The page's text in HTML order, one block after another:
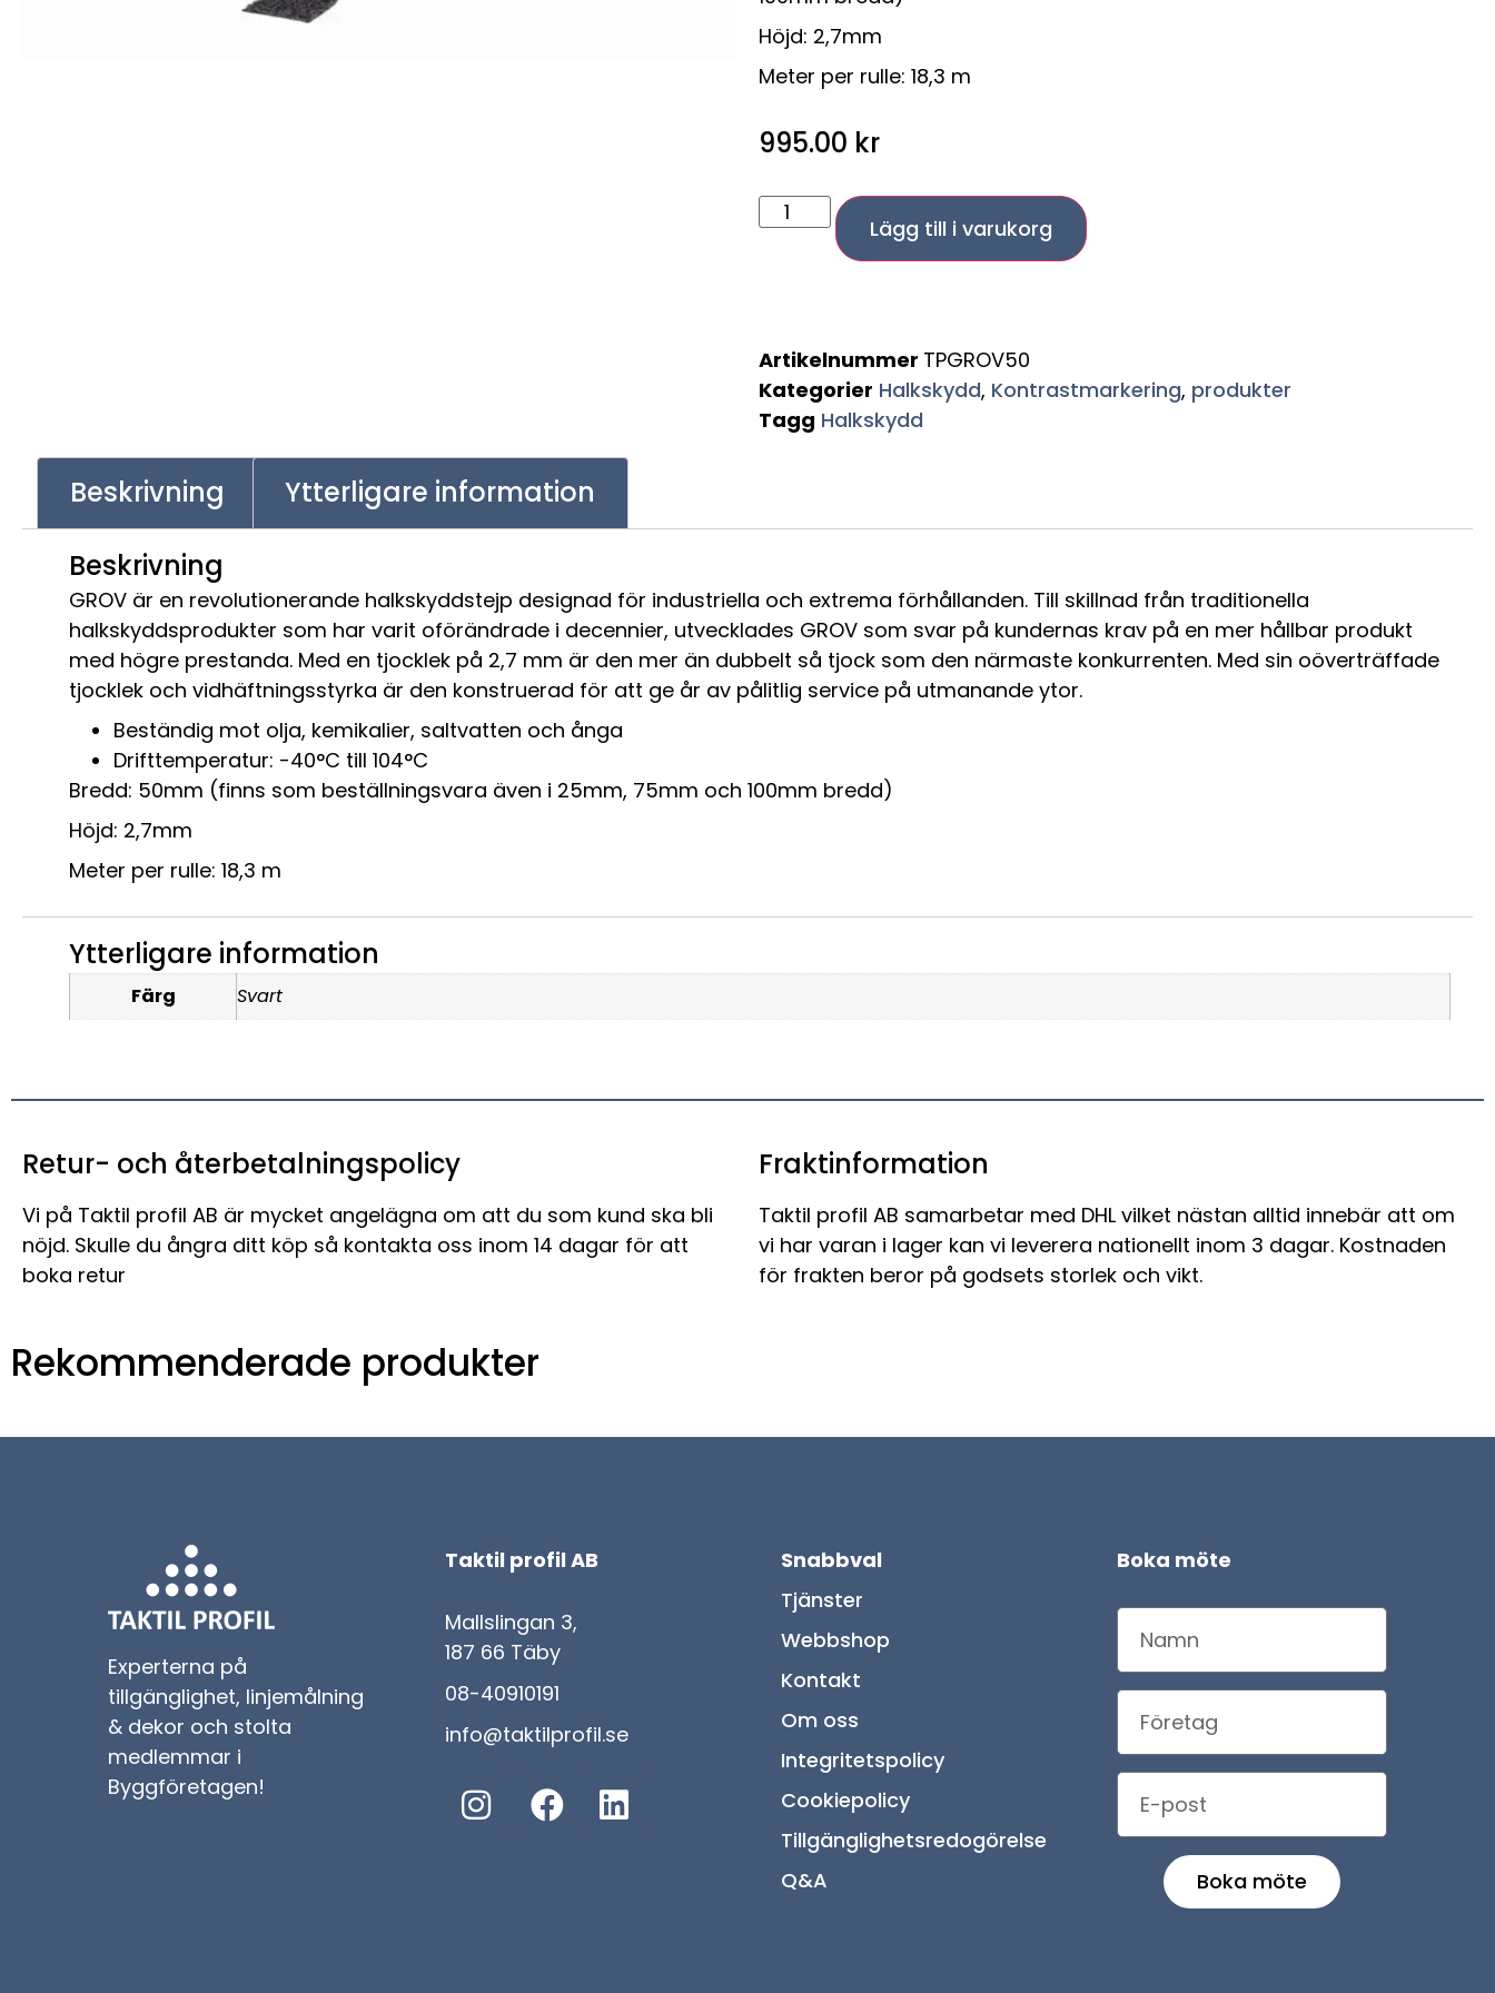
Höjd: 2,7mm
Meter per rulle: 18,3 m
995.00 kr
Lägg till i varukorg
Artikelnummer TPGROV50
Kategorier Halkskydd, Kontrastmarkering, produkter
Tagg Halkskydd
Beskrivning
Ytterligare information
Beskrivning
GROV är en revolutionerande halkskyddstejp designad för industriella och extrema förhållanden. Till skillnad från traditionella
halkskyddsprodukter som har varit oförändrade i decennier, utvecklades GROV som svar på kundernas krav på en mer hållbar produkt
med högre prestanda. Med en tjocklek på 2,7 mm är den mer än dubbelt så tjock som den närmaste konkurrenten. Med sin oöverträffade
tjocklek och vidhäftningsstyrka är den konstruerad för att ge år av pålitlig service på utmanande ytor.
Beständig mot olja, kemikalier, saltvatten och ånga
Drifttemperatur: -40°C till 104°C
Bredd: 50mm (finns som beställningsvara även i 25mm, 75mm och 100mm bredd)
Höjd: 2,7mm
Meter per rulle: 18,3 m
Ytterligare information
Färg Svart
Retur- och återbetalningspolicy
Vi på Taktil profil AB är mycket angelägna om att du som kund ska bli
nöjd. Skulle du ångra ditt köp så kontakta oss inom 14 dagar för att
boka retur
Fraktinformation
Taktil profil AB samarbetar med DHL vilket nästan alltid innebär att om
vi har varan i lager kan vi leverera nationellt inom 3 dagar. Kostnaden
för frakten beror på godsets storlek och vikt.
Rekommenderade produkter
Experterna på
tillgänglighet, linjemålning
& dekor och stolta
medlemmar i
Byggföretagen!
Taktil profil AB
Mallslingan 3,
187 66 Täby
08-40910191
info@taktilprofil.se
Snabbval
Tjänster
Webbshop
Kontakt
Om oss
Integritetspolicy
Cookiepolicy
Tillgänglighetsredogörelse
Q&A
Boka möte
Boka möte